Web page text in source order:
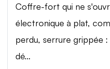
Coffre-fort qui ne
électronique à plat,
perdu, serrure grippée
dé...